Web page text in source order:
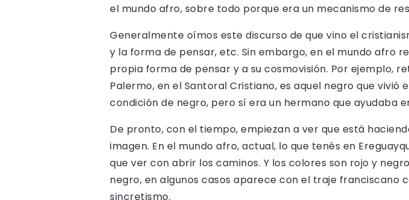
el mundo afro, sobre todo porque era un mecanismo de
Generalmente oímos este discurso de que vino el
y la forma de pensar, etc. Sin embargo, en el mundo afro
propia forma de pensar y a su cosmovisión. Por ejemplo,
Palermo, en el Santoral Cristiano, es aquel negro que
condición de negro, pero sí era un hermano que ayudaba
De pronto, con el tiempo, empiezan a ver que está
imagen. En el mundo afro, actual, lo que tenés en
que ver con abrir los caminos. Y los colores son rojo y
negro, en algunos casos aparece con el traje franciscano
sincretismo.